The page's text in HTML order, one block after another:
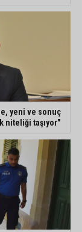
yeni ve sonuç
niteliği taşıyor"